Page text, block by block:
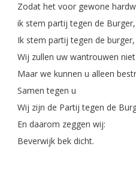
Zodat het voor gewone
ik stem partij tegen de Burger,
Ik stem partij tegen de burger,
Wij zullen uw wantrouwen niet
Maar we kunnen u alleen
Samen tegen u
Wij zijn de Partij tegen de
En daarom zeggen wij:
Beverwijk bek dicht.